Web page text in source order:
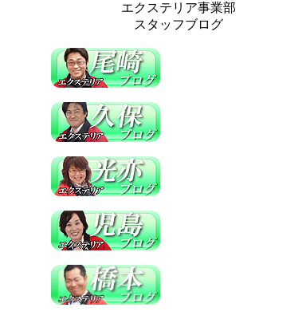
エクステリア事業部
スタッフブログ